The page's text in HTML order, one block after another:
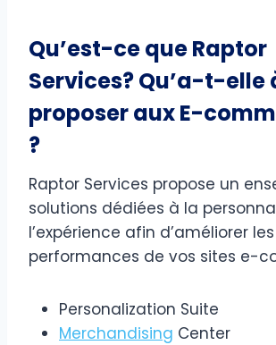
Qu’est-ce que Raptor
Services? Qu’a-t-elle
proposer aux E-
?
Raptor Services propose un
solutions dédiées à la
l’expérience afin d’améliorer les
performances de vos sites e-
Personalization Suite
Merchandising Center